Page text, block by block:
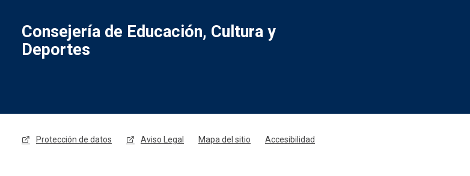
Consejería de Educación, Cultura y
Deportes
Protección de datos Aviso Legal Mapa del sitio Accesibilidad